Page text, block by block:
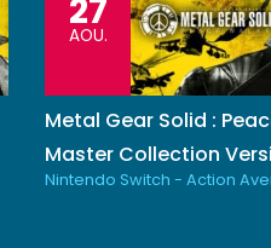
27
AOU.
Metal Gear Solid :
Master Collection
Nintendo Switch - Action